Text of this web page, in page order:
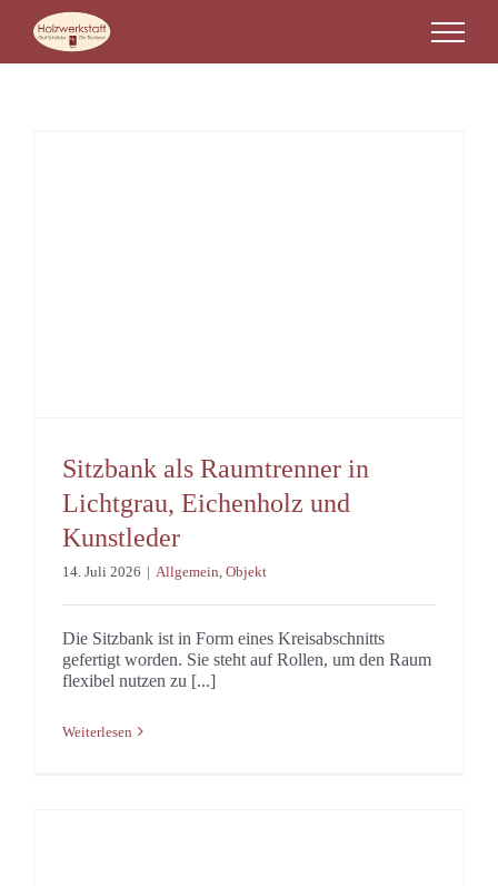
Inhalt
Sitzbank als Raumtrenner in
Lichtgrau, Eichenholz und
Kunstleder
14. Juli 2026 | Allgemein Objekt
Die Sitzbank ist in Form eines Kreisabschnitts
gefertigt worden. Sie steht auf Rollen, um den Raum
flexibel nutzen zu [...]
Weiterlesen